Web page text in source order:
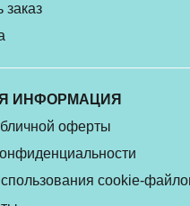
заказ
ИНФОРМАЦИЯ
оферты
cookie-